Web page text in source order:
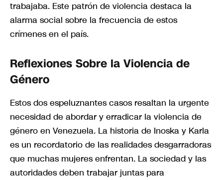
trabajaba. Este patrón de violencia destaca la
alarma social sobre la frecuencia de estos
crímenes en el país.
Reflexiones Sobre la Violencia de
Género
Estos dos espeluznantes casos resaltan la urgente
necesidad de abordar y erradicar la violencia de
género en Venezuela. La historia de Inoska y Karla
es un recordatorio de las realidades desgarradoras
que muchas mujeres enfrentan. La sociedad y las
autoridades deben trabajar juntas para